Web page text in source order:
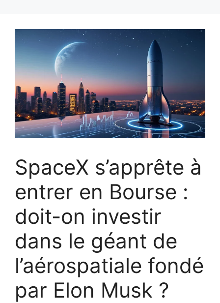
SpaceX s’apprête à
entrer en Bourse :
doit-on investir
dans le géant de
l’aérospatiale fondé
par Elon Musk ?